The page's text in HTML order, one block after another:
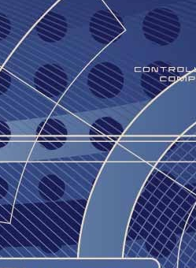
מתכנסת ליום
רק בגלל גזענות, כי
אותם וקהילה
לאוטיסטים, הסטיגמה
לתפארת גם, שנוח
מס שפתיים.
תחבורה, חינוך,